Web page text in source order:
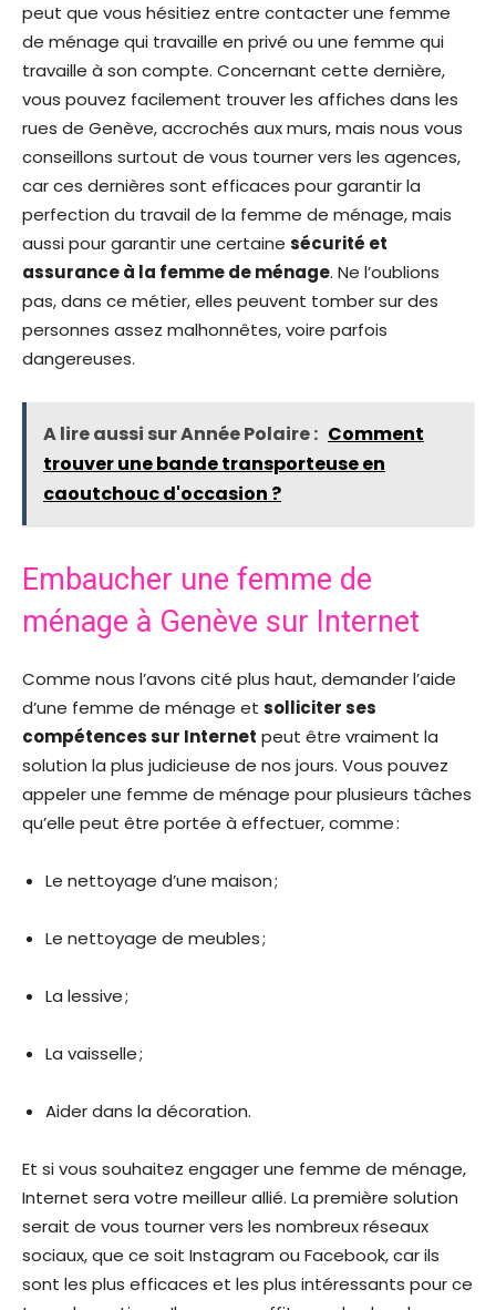
peut que vous hésitiez entre contacter une femme
de ménage qui travaille en privé ou une femme qui
travaille à son compte. Concernant cette dernière,
vous pouvez facilement trouver les affiches dans les
rues de Genève, accrochés aux murs, mais nous vous
conseillons surtout de vous tourner vers les agences,
car ces dernières sont efficaces pour garantir la
perfection du travail de la femme de ménage, mais
aussi pour garantir une certaine sécurité et
assurance à la femme de ménage. Ne l’oublions
pas, dans ce métier, elles peuvent tomber sur des
personnes assez malhonnêtes, voire parfois
dangereuses.
A lire aussi sur Année Polaire : Comment
trouver une bande transporteuse en
caoutchouc d'occasion ?
Embaucher une femme de
ménage à Genève sur Internet
Comme nous l’avons cité plus haut, demander l’aide
d’une femme de ménage et solliciter ses
compétences sur Internet peut être vraiment la
solution la plus judicieuse de nos jours. Vous pouvez
appeler une femme de ménage pour plusieurs tâches
qu’elle peut être portée à effectuer, comme :
Le nettoyage d’une maison ;
Le nettoyage de meubles ;
La lessive ;
La vaisselle ;
Aider dans la décoration.
Et si vous souhaitez engager une femme de ménage,
Internet sera votre meilleur allié. La première solution
serait de vous tourner vers les nombreux réseaux
sociaux, que ce soit Instagram ou Facebook, car ils
sont les plus efficaces et les plus intéressants pour ce